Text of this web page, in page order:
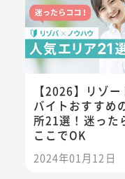
【2026】リゾー
バイトおすすめ
所21選！迷った
ここでOK
2024年01月12日